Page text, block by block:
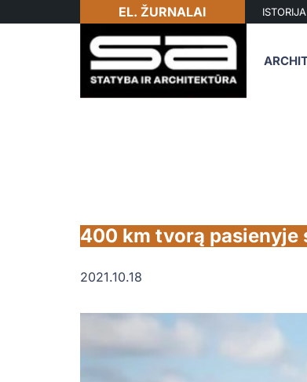
EL. ŽURNALAI ISTORIJA
400 km tvorą pasienyje
2021.10.18